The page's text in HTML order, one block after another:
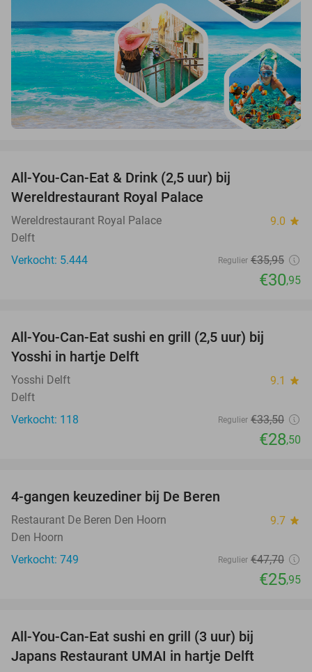
All-You-Can-Eat & Drink (2,5 uur) bij
Wereldrestaurant Royal Palace
Wereldrestaurant Royal Palace 9.0 star
Delft
Verkocht: 5.444
Regulier €35,95
€30,95
All-You-Can-Eat sushi en grill (2,5 uur) bij
Yosshi in hartje Delft
Yosshi Delft 9.1 star
Delft
Verkocht: 118
Regulier €33,50
€28,50
4-gangen keuzediner bij De Beren
Restaurant De Beren Den Hoorn 9.7 star
Den Hoorn
Verkocht: 749
Regulier €47,70
€25,95
All-You-Can-Eat sushi en grill (3 uur) bij
Japans Restaurant UMAI in hartje Delft